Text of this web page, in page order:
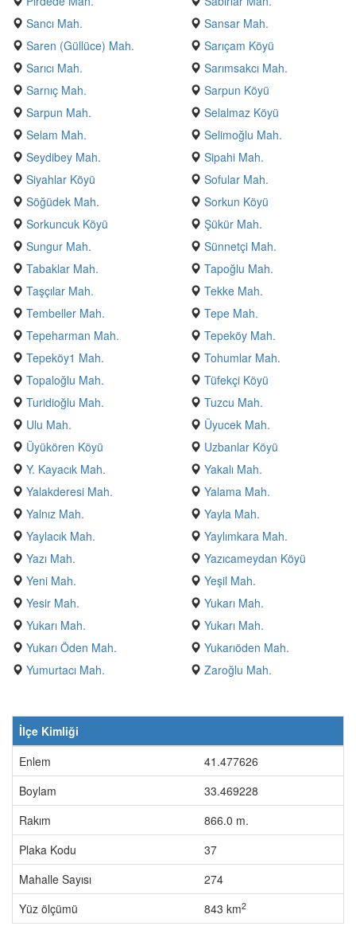
Sancı Mah.
Sansar Mah.
Saren (Güllüce) Mah.
Sarıçam Köyü
Sarıcı Mah.
Sarımsakcı Mah.
Sarnıç Mah.
Sarpun Köyü
Sarpun Mah.
Selalmaz Köyü
Selam Mah.
Selimoğlu Mah.
Seydibey Mah.
Sipahi Mah.
Siyahlar Köyü
Sofular Mah.
Söğüdek Mah.
Sorkun Köyü
Sorkuncuk Köyü
Şükür Mah.
Sungur Mah.
Sünnetçi Mah.
Tabaklar Mah.
Tapoğlu Mah.
Taşçılar Mah.
Tekke Mah.
Tembeller Mah.
Tepe Mah.
Tepeharman Mah.
Tepeköy Mah.
Tepeköy1 Mah.
Tohumlar Mah.
Topaloğlu Mah.
Tüfekçi Köyü
Turidioğlu Mah.
Tuzcu Mah.
Ulu Mah.
Üyucek Mah.
Üyükören Köyü
Uzbanlar Köyü
Y. Kayacık Mah.
Yakalı Mah.
Yalakderesi Mah.
Yalama Mah.
Yalnız Mah.
Yayla Mah.
Yaylacık Mah.
Yaylımkara Mah.
Yazı Mah.
Yazıcameydan Köyü
Yeni Mah.
Yeşil Mah.
Yesir Mah.
Yukarı Mah.
Yukarı Mah.
Yukarı Mah.
Yukarı Öden Mah.
Yukarıöden Mah.
Yumurtacı Mah.
Zaroğlu Mah.
İlçe Kimliği
Enlem
41.477626
Boylam
33.469228
Rakım
866.0 m.
Plaka Kodu
37
Mahalle Sayısı
274
Yüz ölçümü
843 km2